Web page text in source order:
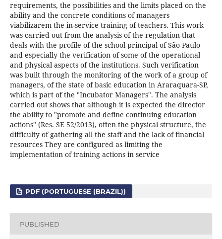
requirements, the possibilities and the limits placed on the
ability and the concrete conditions of managers
viabilizarem the in-service training of teachers. This work
was carried out from the analysis of the regulation that
deals with the profile of the school principal of São Paulo
and especially the verification of some of the operational
and physical aspects of the institutions. Such verification
was built through the monitoring of the work of a group of
managers, of the state of basic education in Araraquara-SP,
which is part of the "Incubator Managers". The analysis
carried out shows that although it is expected the director
the ability to "promote and define continuing education
actions" (Res. SE 52/2013), often the physical structure, the
difficulty of gathering all the staff and the lack of financial
resources They are configured as limiting the
implementation of training actions in service
PDF (PORTUGUESE (BRAZIL))
PUBLISHED